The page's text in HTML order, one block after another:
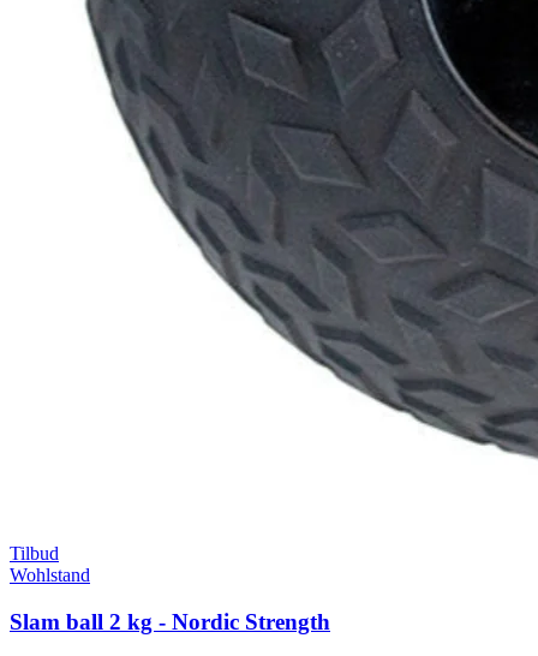
Tilbud
Wohlstand
Slam ball 2 kg - Nordic Strength